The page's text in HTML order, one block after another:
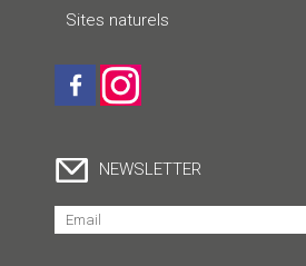
Sites naturels
NEWSLETTER